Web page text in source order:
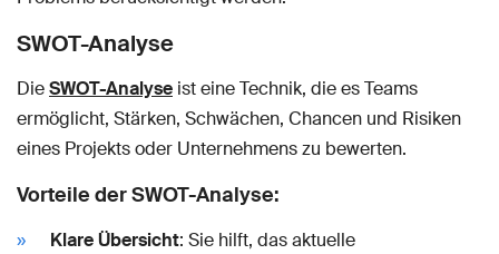
SWOT-Analyse
DieSWOT-Analyse ist eine Technik, die es Teams
ermöglicht, Stärken, Schwächen, Chancen und Risiken
eines Projekts oder Unternehmens zu bewerten.
Vorteile der SWOT-Analyse:
Klare Übersicht: Sie hilft, das aktuelle